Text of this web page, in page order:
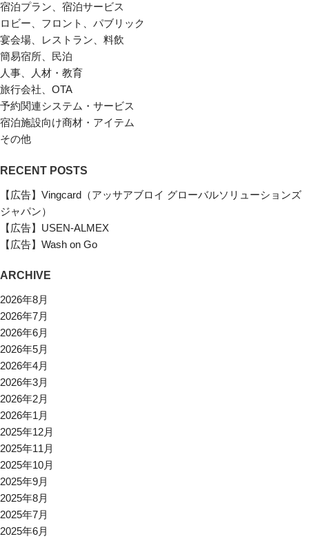
宿泊プラン、宿泊サービス
ロビー、フロント、パブリック
宴会場、レストラン、料飲
簡易宿所、民泊
人事、人材・教育
旅行会社、OTA
予約関連システム・サービス
宿泊施設向け商材・アイテム
その他
RECENT POSTS
【広告】Vingcard（アッサアブロイ グローバルソリューションズ
ジャパン）
【広告】USEN-ALMEX
【広告】Wash on Go
ARCHIVE
2026年8月
2026年7月
2026年6月
2026年5月
2026年4月
2026年3月
2026年2月
2026年1月
2025年12月
2025年11月
2025年10月
2025年9月
2025年8月
2025年7月
2025年6月